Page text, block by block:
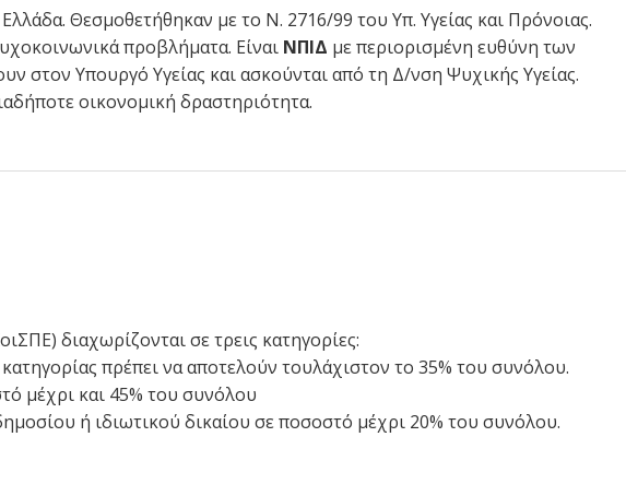
Θεσμοθετήθηκαν με το Ν. 2716/99 του Υπ. Υγείας και Πρόνοιας.
προβλήματα. Είναι ΝΠΙΔ με περιορισμένη ευθύνη των
στον Υπουργό Υγείας και ασκούνται από τη Δ/νση Ψυχικής Υγείας.
οικονομική δραστηριότητα.
διαχωρίζονται σε τρεις κατηγορίες:
πρέπει να αποτελούν τουλάχιστον το 35% του συνόλου.
μέχρι και 45% του συνόλου
ή ιδιωτικού δικαίου σε ποσοστό μέχρι 20% του συνόλου.